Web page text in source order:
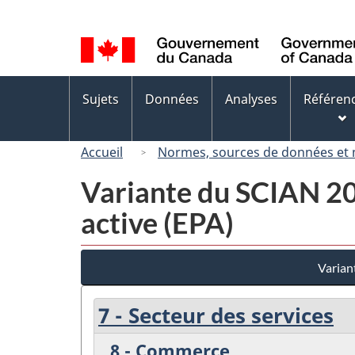
de
la
langue
des
Sujets Données Analyses
Accueil Normes, sources de données et
Variante du SCIAN
active (EPA)
7 - Secteur des services
8 - Commerce